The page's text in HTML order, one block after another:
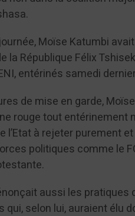
Moïse Katumbi
la République Félix
entérinés samedi
de mise en garde,
rouge tout entérinement
l’Etat à rejeter purement
politiques comme le
aussi les pratiques
qui, selon lui, auraient élu